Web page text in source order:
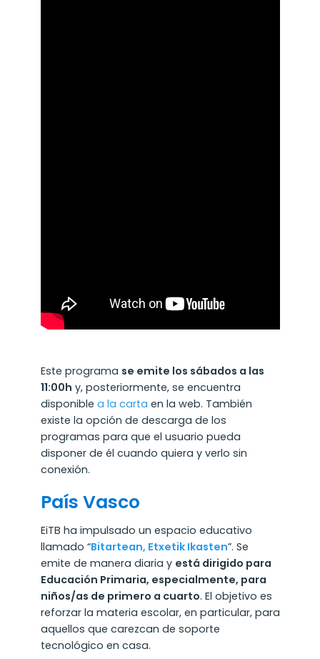
Este programa se emite los sábados a las
11:00h y, posteriormente, se encuentra
disponible a la carta en la web. También
existe la opción de descarga de los
programas para que el usuario pueda
disponer de él cuando quiera y verlo sin
conexión.
País Vasco
EiTB ha impulsado un espacio educativo
llamado “Bitartean, Etxetik Ikasten”. Se
emite de manera diaria y está dirigido para
Educación Primaria, especialmente, para
niños/as de primero a cuarto. El objetivo es
reforzar la materia escolar, en particular, para
aquellos que carezcan de soporte
tecnológico en casa.